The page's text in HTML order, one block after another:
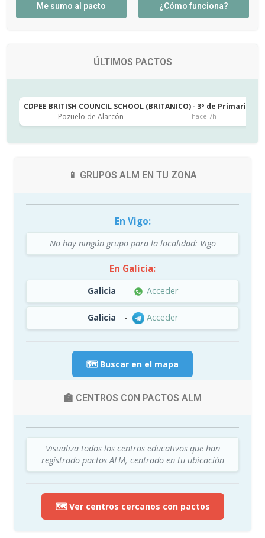
Me sumo al pacto ¿Cómo funciona?
ÚLTIMOS PACTOS
CDPEE BRITISH COUNCIL SCHOOL (BRITANICO) · 3º de Primaria
Pozuelo de Alarcón
hace 7h
📱 GRUPOS ALM EN TU ZONA
En Vigo:
No hay ningún grupo para la localidad: Vigo
En Galicia:
Galicia - Acceder
Galicia - Acceder
🗺️ Buscar en el mapa
🏫 CENTROS CON PACTOS ALM
Visualiza todos los centros educativos que han
registrado pactos ALM, centrado en tu ubicación
🗺️ Ver centros cercanos con pactos